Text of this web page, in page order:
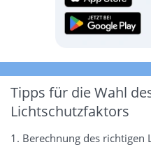
Tipps für die Wahl
Lichtschutzfaktors
1. Berechnung des richtigen